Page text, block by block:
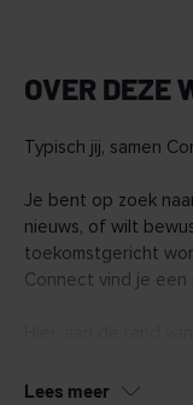
OVER DEZE
Typisch jij, samen
Je bent op zoek
nieuws, of wilt
toekomstgericht
Connect vind je een
penthouses en een
Lees meer